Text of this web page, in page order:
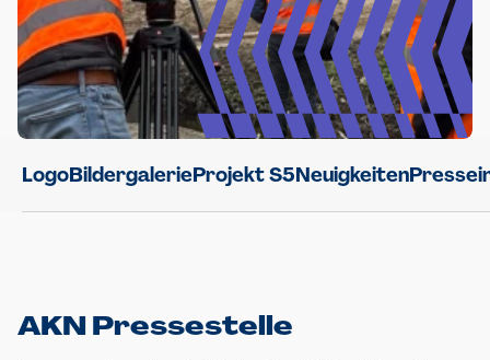
LogoBildergalerieProjekt S5Neuigkeiten
AKN Pressestelle